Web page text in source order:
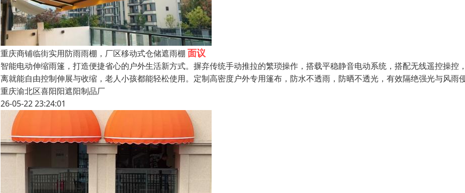
重庆商铺临街实用防雨雨棚，厂区移动式仓储遮雨棚 面议
智能电动伸缩雨篷，打造便捷省心的户外生活新方式。摒弃传统手动推拉的繁琐操作，搭载平稳静音电动系统，搭配无线遥控操控
离就能自由控制伸展与收缩，老人小孩都能轻松使用。定制高密度户外专用篷布，防水不透雨，防晒不透光，有效隔绝强光与风雨
重庆渝北区喜阳阳遮阳制品厂
26-05-22 23:24:01